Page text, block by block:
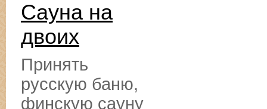
Сауна на
двоих
Принять
русскую баню,
финскую сауну